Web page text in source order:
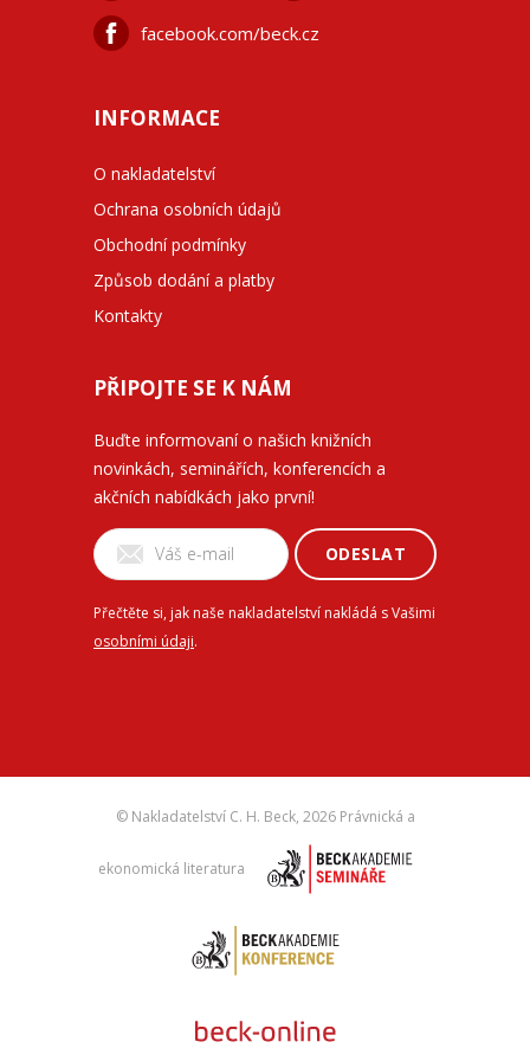
facebook.com/beck.cz
INFORMACE
O nakladatelství
Ochrana osobních údajů
Obchodní podmínky
Způsob dodání a platby
Kontakty
PŘIPOJTE SE K NÁM
Buďte informovaní o našich knižních
novinkách, seminářích, konferencích a
akčních nabídkách jako první!
ODESLAT
Přečtěte si, jak naše nakladatelství nakládá s Vašimi
osobními údaji.
© Nakladatelství C. H. Beck, 2026 Právnická a
ekonomická literatura